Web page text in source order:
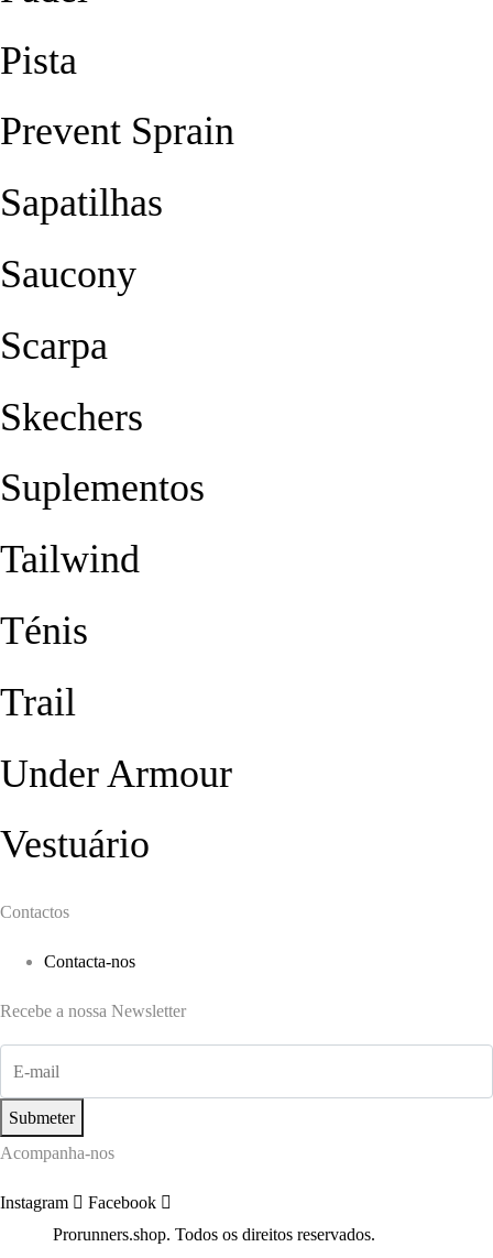
Pista
Prevent Sprain
Sapatilhas
Saucony
Scarpa
Skechers
Suplementos
Tailwind
Ténis
Trail
Under Armour
Vestuário
Contactos
Contacta-nos
Recebe a nossa Newsletter
Submeter
Acompanha-nos
Instagram
Facebook
Prorunners.shop. Todos os direitos reservados.